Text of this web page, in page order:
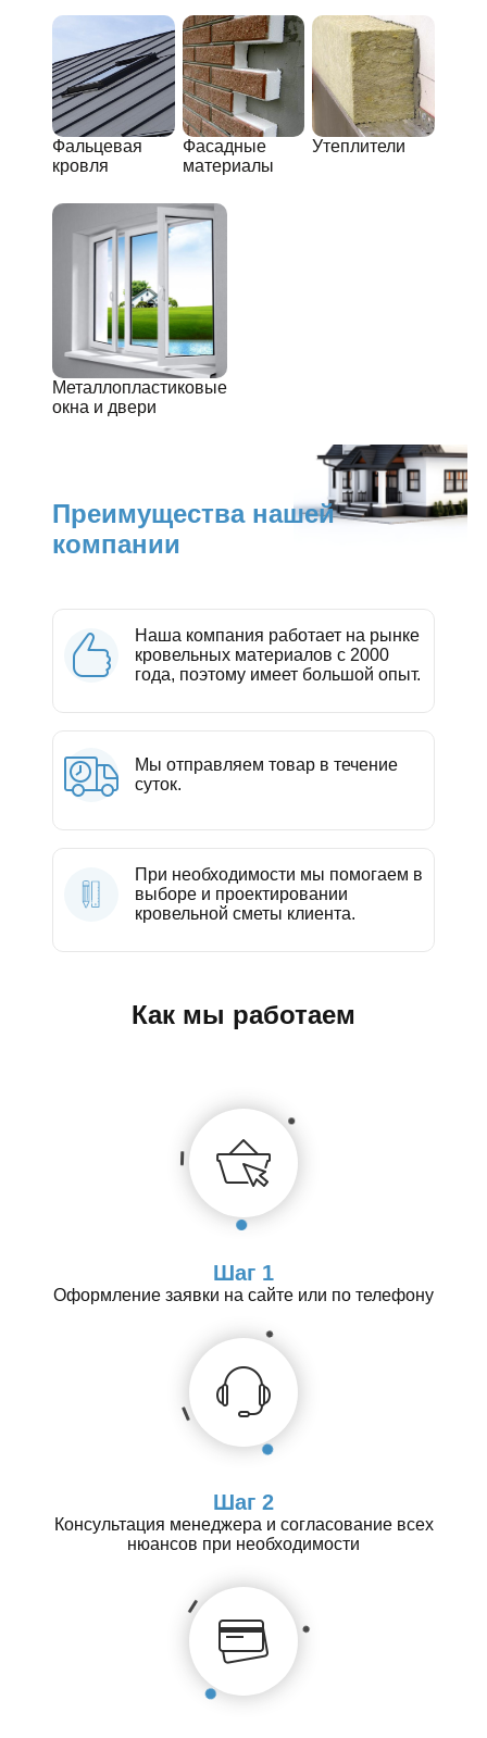
Фальцевая
кровля
Фасадные
материалы
Утеплители
Металлопластиковые
окна и двери
Преимущества нашей
компании
Наша компания работает на рынке
кровельных материалов с 2000
года, поэтому имеет большой опыт.
Мы отправляем товар в течение
суток.
При необходимости мы помогаем в
выборе и проектировании
кровельной сметы клиента.
Как мы работаем
Шаг 1
Оформление заявки на сайте или по телефону
Шаг 2
Консультация менеджера и согласование всех
нюансов при необходимости